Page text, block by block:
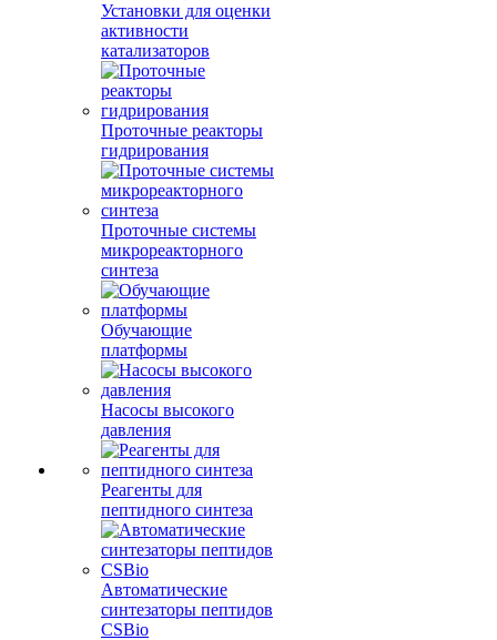
Установки для оценки
активности
катализаторов
Проточные реакторы
гидрирования
Проточные системы
микрореакторного
синтеза
Обучающие
платформы
Насосы высокого
давления
Реагенты для
пептидного синтеза
Автоматические
синтезаторы пептидов
CSBio